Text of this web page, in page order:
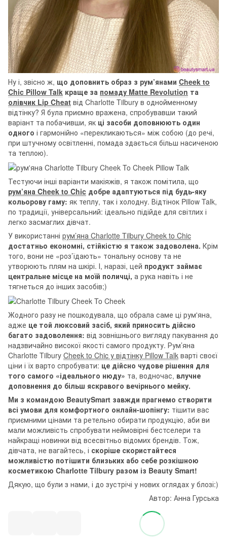
Ну і, звісно ж, що доповнить образ з рум’янами Cheek to
Chic Pillow Talk краще за помаду Matte Revolution та
олівчик Lip Cheat від Charlotte Tilbury в однойменному
відтінку? Я була приємно вражена, спробувавши такий
варіант та побачивши, як ці засоби доповнюють один
одного і гармонійно «перекликаються» між собою (до речі,
при штучному освітленні, помада здається більш насиченою
та теплою).
Тестуючи інші варіанти макіяжів, я також помітила, що
рум’яна Cheek to Chic добре адаптуються під будь-яку
кольорову гаму: як теплу, так і холодну. Відтінок Pillow Talk,
по традиції, універсальний: ідеально підійде для світлих і
легко засмаглих дівчат.
У використанні рум’яна Charlotte Tilbury Cheek to Chic
достатньо економні, стійкістю я також задоволена. Крім
того, вони не «роз’їдають» тональну основу та не
утворюють плям на шкірі. І, наразі, цей продукт займає
центральне місце на моїй поличці, а рука навіть і не
тягнеться до інших засобів;)
Жодного разу не пошкодувала, що обрала саме ці рум'яна,
адже це той люксовий засіб, який приносить дійсно
багато задоволення: від зовнішнього вигляду пакування до
надзвичайно високої якості самого продукту. Рум’яна
Charlotte Tilbury Cheek to Chic у відтінку Pillow Talk варті своєї
ціни і їх варто спробувати: це дійсно чудове рішення для
того самого «ідеального нюду» та, водночас, влучне
доповнення до більш яскравого вечірнього мейку.
Ми з командою BeautySmart завжди прагнемо створити
всі умови для комфортного онлайн-шопінгу: тішити вас
приємними цінами та ретельно обирати продукцію, аби ви
мали можливість спробувати неймовірні бестселери та
найкращі новинки від всесвітньо відомих брендів. Тож,
дівчата, не вагайтесь, і скоріше скористайтеся
можливістю потішити близьких або себе розкішною
косметикою Charlotte Tilbury разом із Beauty Smart!
Дякую, що були з нами, і до зустрічі у нових оглядах у блозі:)
Автор: Анна Гурська